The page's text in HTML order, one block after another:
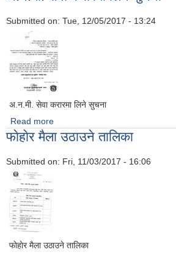
Submitted on: Tue, 12/05/2017 - 13:24
अ.न.मी. सेवा करारमा लिने सुचना
Read more
फाेहाेर मैला उठाउने तालिका
Submitted on: Fri, 11/03/2017 - 16:06
फाेहाेर मैला उठाउने तालिका